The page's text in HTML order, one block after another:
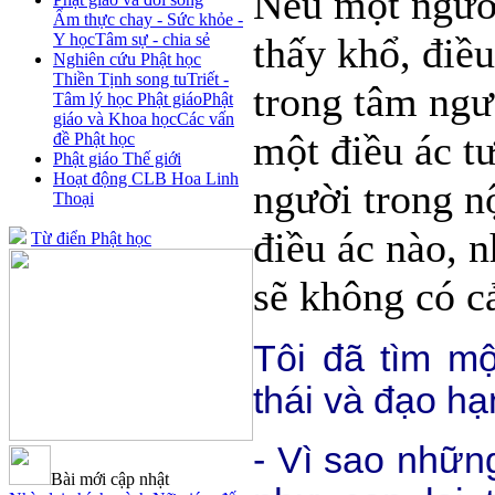
Ẩm thực chay - Sức khỏe -
Y họcTâm sự - chia sẻ
Nghiên cứu Phật học
Thiền Tịnh song tuTriết -
Tâm lý học Phật giáoPhật
giáo và Khoa họcCác vấn
đề Phật học
Phật giáo Thế giới
Hoạt động CLB Hoa Linh
Thoại
Từ điển Phật học
Bài mới cập nhật
thấy khổ,
trong tâm
một điều ác
người trong
điều ác nào,
sẽ không có
Tôi đã tìm
thái và đạo
- Vì sao